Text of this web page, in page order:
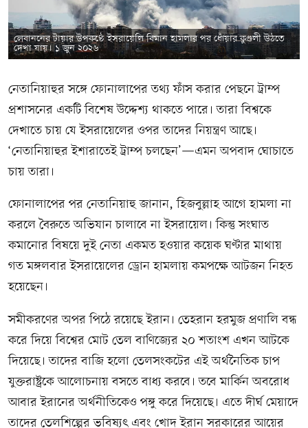
লেবাননের টায়ার উপকণ্ঠে ইসরায়েলি বিমান হামলার পর ধোঁয়ার কুণ্ডলী উঠতে
দেখা যায়। ১ জুন ২০২৬
নেতানিয়াহুর সঙ্গে ফোনালাপের তথ্য ফাঁস করার পেছনে ট্রাম্প
প্রশাসনের একটি বিশেষ উদ্দেশ্য থাকতে পারে। তারা বিশ্বকে
দেখাতে চায় যে ইসরায়েলের ওপর তাদের নিয়ন্ত্রণ আছে।
‘নেতানিয়াহুর ইশারাতেই ট্রাম্প চলছেন’—এমন অপবাদ ঘোচাতে
চায় তারা।
ফোনালাপের পর নেতানিয়াহু জানান, হিজবুল্লাহ আগে হামলা না
করলে বৈরুতে অভিযান চালাবে না ইসরায়েল। কিন্তু সংঘাত
কমানোর বিষয়ে দুই নেতা একমত হওয়ার কয়েক ঘণ্টার মাথায়
গত মঙ্গলবার ইসরায়েলের ড্রোন হামলায় কমপক্ষে আটজন নিহত
হয়েছেন।
সমীকরণের অপর পিঠে রয়েছে ইরান। তেহরান হরমুজ প্রণালি বন্ধ
করে দিয়ে বিশ্বের মোট তেল বাণিজ্যের ২০ শতাংশ এখন আটকে
দিয়েছে। তাদের বাজি হলো তেলসংকটের এই অর্থনৈতিক চাপ
যুক্তরাষ্ট্রকে আলোচনায় বসতে বাধ্য করবে। তবে মার্কিন অবরোধ
আবার ইরানের অর্থনীতিকেও পঙ্গু করে দিয়েছে। এতে দীর্ঘ মেয়াদে
তাদের তেলশিল্পের ভবিষ্যৎ এবং খোদ ইরান সরকারের আয়ের